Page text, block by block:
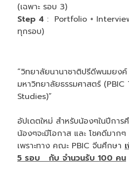
(เฉพาะ รอบ 3)
Step 4 : Portfolio +
ทุกรอบ)
“วิทยาลัยนานาชาติปรีดีพนมยง
มหาวิทยาลัยธรรมศาสตร์
Studies)”
อัปเดตใหม่ สำหรับน้องๆในปีกา
น้องๆจะมีโอกาส และ โชคดีมากๆ
เพราะทาง คณะ PBIC จีนศึกษา
5 รอบ กับ จำนวนรับ 100 คน